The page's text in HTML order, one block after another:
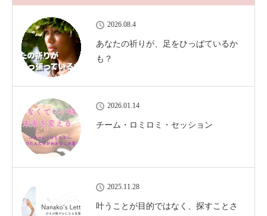
2026.08.4
あなたの祈りが、足をひっぱているか
も？
2026.01.14
チーム・ロミロミ・セッション
2025.11.28
叶うことが目的ではなく、探すことさ